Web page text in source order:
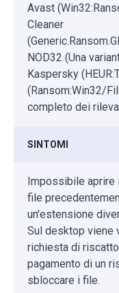
Avast
Cleaner
NOD32 (Una
Kaspersky
(Ransom:Win32/
completo dei
SINTOMI
Impossibile aprire
file
un'estensione
Sul desktop viene
richiesta di
pagamento di un
sbloccare i file.